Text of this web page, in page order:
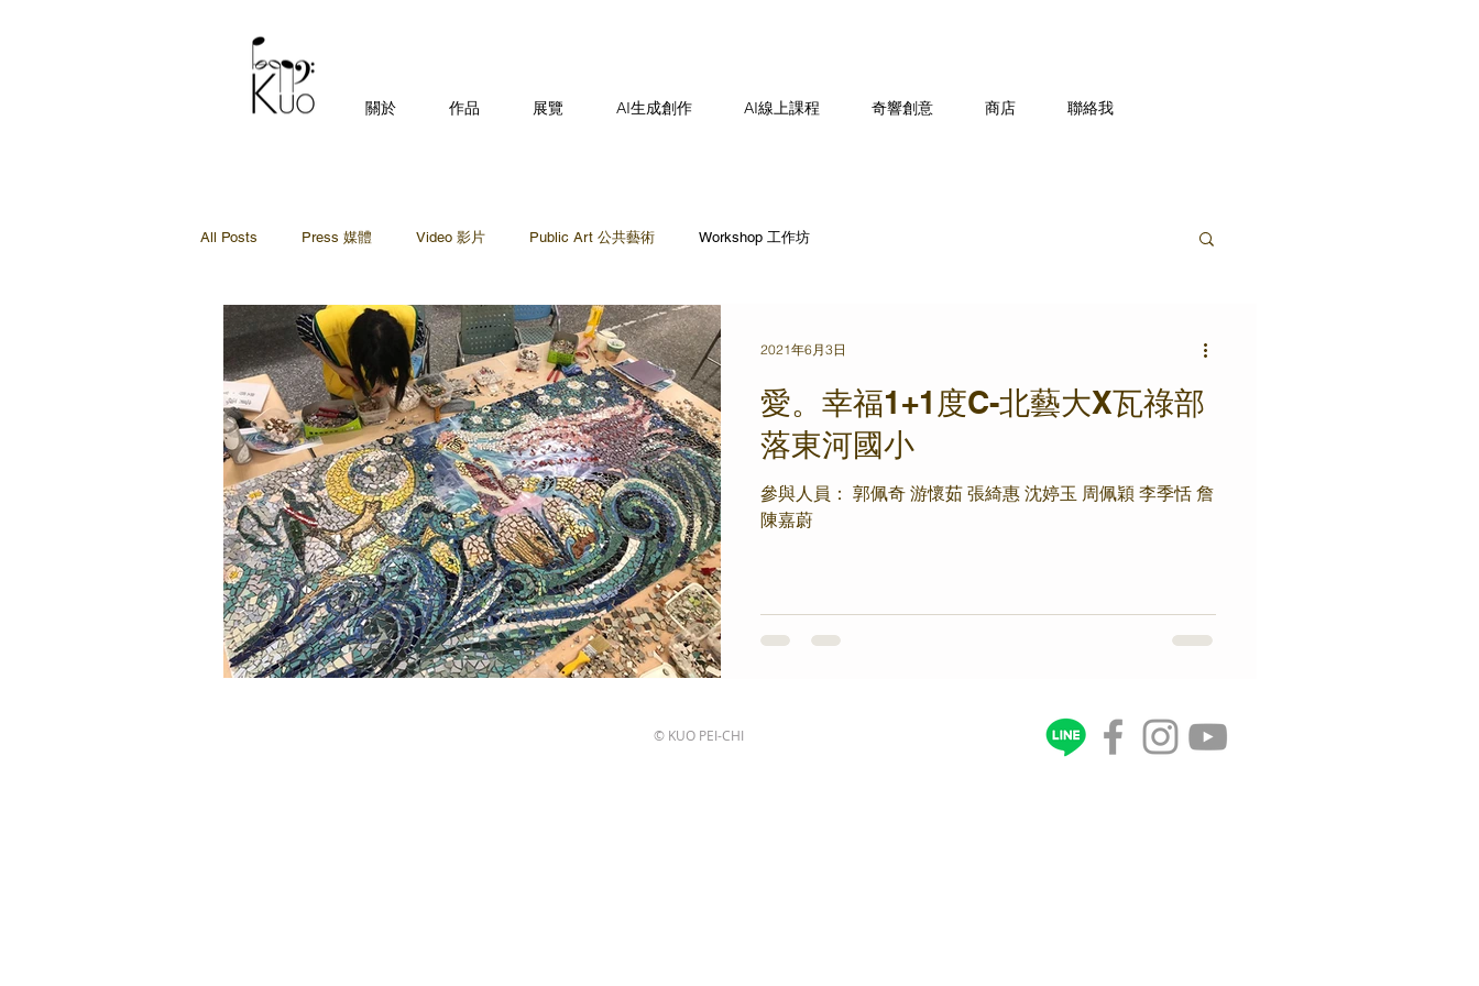
關於 作品 展覽 AI生成創作 AI線上課程 奇響創意 商店 聯絡我
All Posts Press 媒體 Video 影片 Public Art 公共藝術 Workshop 工作坊
愛。幸福1+1度C-北藝大X瓦祿部
落東河國小
參與人員： 郭佩奇 游懷茹 張綺惠 沈婷玉 周佩穎 李季恬 詹
陳嘉蔚
2021年6月3日
© KUO PEI-CHI